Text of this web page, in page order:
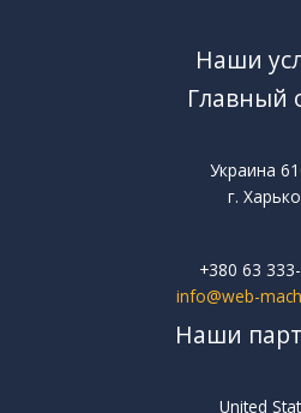
Наши
Главный
Украина
г.
+380 63
info@web-
Наши
United